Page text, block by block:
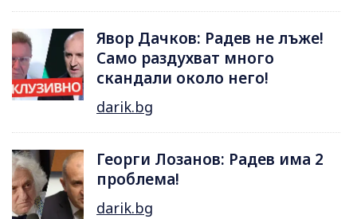
Явор Дачков: Радев не лъже!
Само раздухват много
скандали около него!
darik.bg
Георги Лозанов: Радев има 2
проблема!
darik.bg